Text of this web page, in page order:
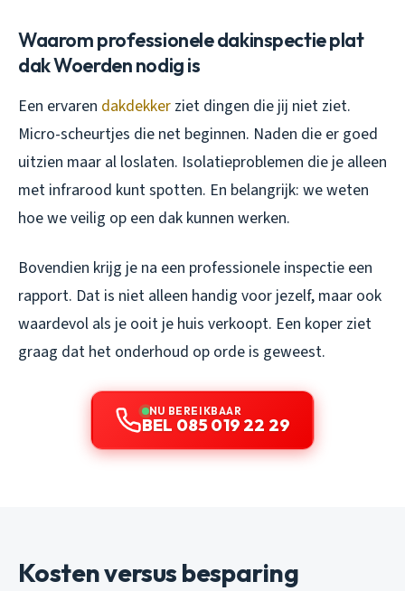
Waarom professionele dakinspectie plat
dak Woerden nodig is
Een ervaren dakdekker ziet dingen die jij niet ziet.
Micro-scheurtjes die net beginnen. Naden die er goed
uitzien maar al loslaten. Isolatieproblemen die je alleen
met infrarood kunt spotten. En belangrijk: we weten
hoe we veilig op een dak kunnen werken.
Bovendien krijg je na een professionele inspectie een
rapport. Dat is niet alleen handig voor jezelf, maar ook
waardevol als je ooit je huis verkoopt. Een koper ziet
graag dat het onderhoud op orde is geweest.
NU BEREIKBAAR
BEL 085 019 22 29
Kosten versus besparing